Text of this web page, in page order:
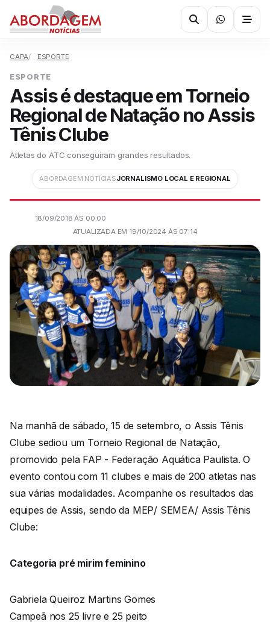
CAPA ESPORTE
ESPORTE
Assis é destaque em Torneio
Regional de Natação no Assis
Tênis Clube
Atletas do ATC conseguiram grandes resultados.
ABORDAGEM NOTÍCIASJORNALISMO LOCAL E REGIONAL
18/09/2018 ÀS 00:00
ATUALIZADA EM 19/10/2024 ÀS 07:14
Na manhã de sábado, 15 de setembro, o Assis Tênis
Clube sediou um Torneio Regional de Natação,
promovido pela FAP - Federação Aquática Paulista. O
evento contou com 11 clubes e mais de 200 atletas nas
sua várias modalidades. Acompanhe os resultados das
equipes de Assis, sendo da MEP/ SEMEA/ Assis Tênis
Clube:
Categoria pré mirim feminino
Gabriela Queiroz Martins Gomes
Campeã nos 25 livre e 25 peito